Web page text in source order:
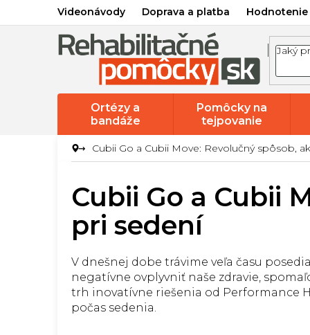
Videonávody Doprava a platba
Ortézy a
bandáže
Pomôcky na
tejpovanie
Cubii Go a Cubii Move: Revolučný spôsob,
Cubii Go a Cubii
pri sedení
V dnešnej dobe trávime veľa času
negatívne ovplyvniť naše zdravie,
trh inovatívne riešenia od Performance
počas sedenia.